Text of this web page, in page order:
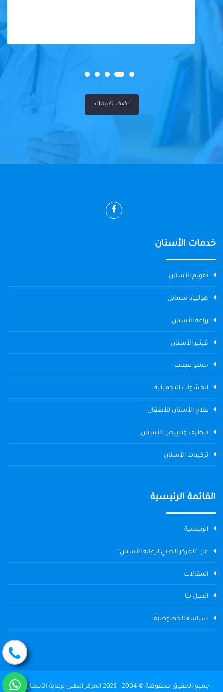
اضف تقييمك
خدمات الأسنان
تقويم الأسنان
هوليود سمايل
زراعة الأسنان
ڤينير الأسنان
حشو عصب
الحشوات التجميلية
علاج الأسنان للأطفال
تنظيف وتبييض الأسنان
تركيبات الأسنان
القائمة الرئيسية
الرئيسية
عن "المركز الطبي لرعاية الأسنان"
المقالات
اتصل بنا
سياسة الخصوصية
جميع الحقوق محفوظة © 2004 - 2026 المركز الطبي لرعاية الأسنان The